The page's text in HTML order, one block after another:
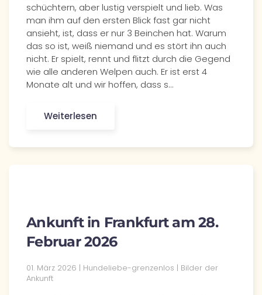
schüchtern, aber lustig verspielt und lieb. Was
man ihm auf den ersten Blick fast gar nicht
ansieht, ist, dass er nur 3 Beinchen hat. Warum
das so ist, weiß niemand und es stört ihn auch
nicht. Er spielt, rennt und flitzt durch die Gegend
wie alle anderen Welpen auch. Er ist erst 4
Monate alt und wir hoffen, dass s…
Weiterlesen
Ankunft in Frankfurt am 28.
Februar 2026
01. März 2026 | Hundeliebe-grenzenlos | Bilder der
Ankunft